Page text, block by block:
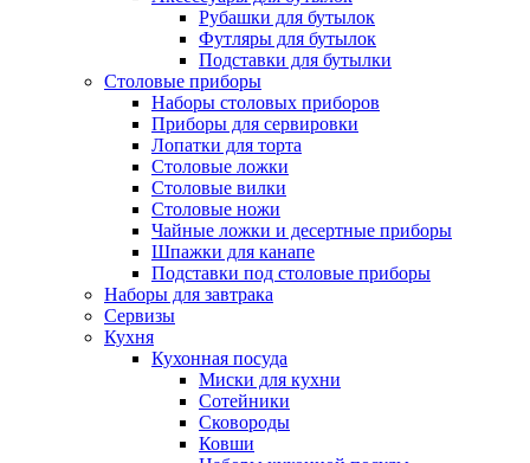
Рубашки для бутылок
Футляры для бутылок
Подставки для бутылки
Столовые приборы
Наборы столовых приборов
Приборы для сервировки
Лопатки для торта
Столовые ложки
Столовые вилки
Столовые ножи
Чайные ложки и десертные приборы
Шпажки для канапе
Подставки под столовые приборы
Наборы для завтрака
Сервизы
Кухня
Кухонная посуда
Миски для кухни
Сотейники
Сковороды
Ковши